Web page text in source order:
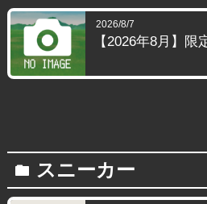
2026/8/7
【2026年8月】限
folder スニーカー